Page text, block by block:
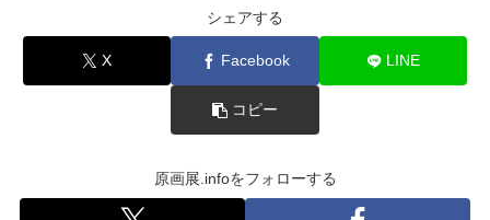
シェアする
X Facebook LINE
コピー
原画展.infoをフォローする